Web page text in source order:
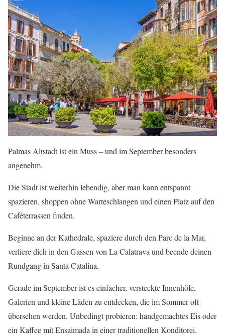
Palmas Altstadt ist ein Muss – und im September besonders
angenehm.
Die Stadt ist weiterhin lebendig, aber man kann entspannt
spazieren, shoppen ohne Warteschlangen und einen Platz auf den
Caféterrassen finden.
Beginne an der Kathedrale, spaziere durch den Parc de la Mar,
verliere dich in den Gassen von La Calatrava und beende deinen
Rundgang in Santa Catalina.
Gerade im September ist es einfacher, versteckte Innenhöfe,
Galerien und kleine Läden zu entdecken, die im Sommer oft
übersehen werden. Unbedingt probieren: handgemachtes Eis oder
ein Kaffee mit Ensaimada in einer traditionellen Konditorei.